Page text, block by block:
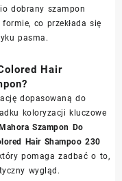
dobrany szampon
co przekłada się
pasma.
Hair
dopasowaną do
koloryzacji kluczowe
Szampon Do
Hair Shampoo 230
pomaga zadbać o to,
wygląd.